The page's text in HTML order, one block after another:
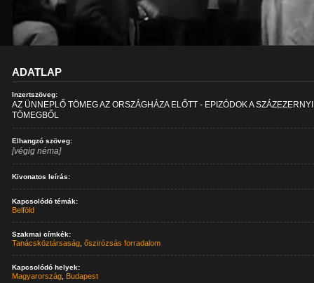
ADATLAP
Inzertszöveg:
AZ ÜNNEPLŐ TÖMEG AZ ORSZÁGHÁZA ELŐTT - EPIZÓDOK A SZÁZEZERNYI
TÖMEGBŐL
Elhangzó szöveg:
[végig néma]
Kivonatos leírás:
Kapcsolódó témák:
Belföld
Szakmai címkék:
Tanácsköztársaság ,őszirózsás forradalom
Kapcsolódó helyek:
Magyarország Budapest